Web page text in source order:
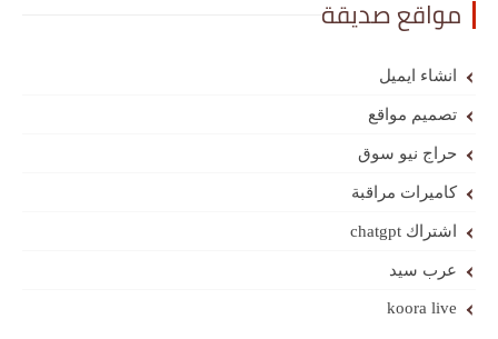
مواقع صديقة
انشاء ايميل
تصميم مواقع
حراج نيو سوق
كاميرات مراقبة
اشتراك chatgpt
عرب سيد
koora live